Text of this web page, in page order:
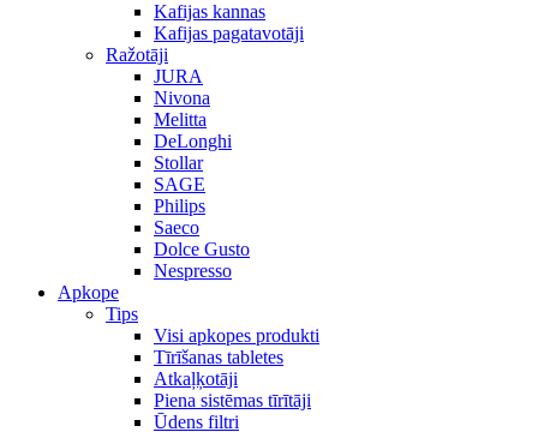
Kafijas kannas
Kafijas pagatavotāji
Ražotāji
JURA
Nivona
Melitta
DeLonghi
Stollar
SAGE
Philips
Saeco
Dolce Gusto
Nespresso
Apkope
Tips
Visi apkopes produkti
Tīrīšanas tabletes
Atkaļķotāji
Piena sistēmas tīrītāji
Ūdens filtri